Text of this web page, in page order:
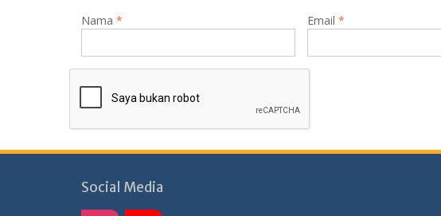
Nama * Email *
Social Media